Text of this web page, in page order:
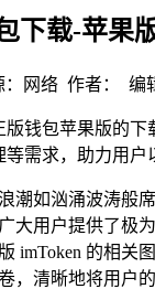
下载-苹果
：网络 作者： 编
版钱包苹果版的
等需求，助力用户
潮如汹涌波涛般
大用户提供了极
imToken 的相
，清晰地将用户